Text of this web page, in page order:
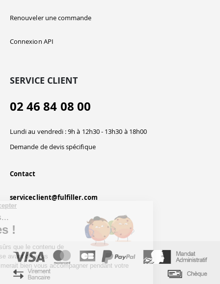
Continuer sans accepter
les Cookies !
On a attendu d'être sûrs que le contenu de
ce site vous intéresse avant de vous
déranger, mais on aimerait bien vous accompagner pendant votre
visite...
Renouveler une commande
Connexion API
SERVICE CLIENT
02 46 84 08 00
Lundi au vendredi : 9h à 12h30 - 13h30 à 18h00
Demande de devis spécifique
Contact
serviceclient@fulfiller.com